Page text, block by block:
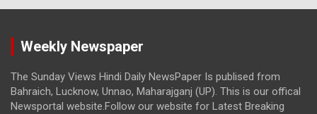
Weekly Newspaper
The Sunday Views Hindi Daily NewsPaper Is publised from
Bahraich, Lucknow, Unnao, Maharajganj (UP). This is our offical
Newsportal website.Follow our website for Latest Breaking